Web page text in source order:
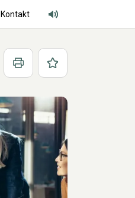
Kontakt
Adgang for alle lyd
Print Favoritter